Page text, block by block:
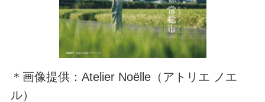
＊画像提供：Atelier Noëlle（アトリエ ノエ
ル）